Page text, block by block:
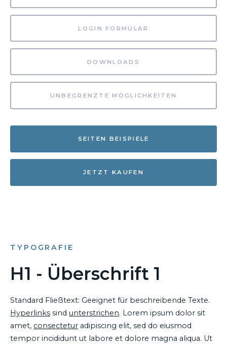
LOGIN FORMULAR
DOWNLOADS
UNBEGRENZTE MÖGLICHKEITEN
SEITEN BEISPIELE
JETZT KAUFEN
TYPOGRAFIE
H1 - Überschrift 1
Standard Fließtext: Geeignet für beschreibende Texte.
Hyperlinks sind unterstrichen. Lorem ipsum dolor sit
amet, consectetur adipiscing elit, sed do eiusmod
tempor incididunt ut labore et dolore magna aliqua. Ut